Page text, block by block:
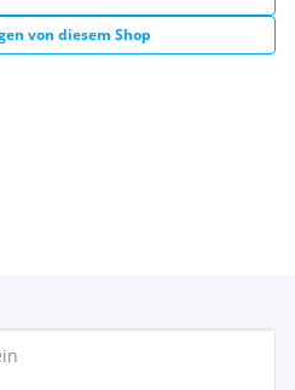
von diesem Shop